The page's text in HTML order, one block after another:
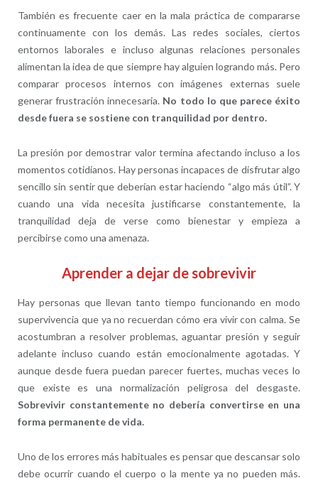
También es frecuente caer en la mala práctica de compararse
continuamente con los demás. Las redes sociales, ciertos
entornos laborales e incluso algunas relaciones personales
alimentan la idea de que siempre hay alguien logrando más. Pero
comparar procesos internos con imágenes externas suele
generar frustración innecesaria. No todo lo que parece éxito
desde fuera se sostiene con tranquilidad por dentro.
La presión por demostrar valor termina afectando incluso a los
momentos cotidianos. Hay personas incapaces de disfrutar algo
sencillo sin sentir que deberían estar haciendo “algo más útil”. Y
cuando una vida necesita justificarse constantemente, la
tranquilidad deja de verse como bienestar y empieza a
percibirse como una amenaza.
Aprender a dejar de sobrevivir
Hay personas que llevan tanto tiempo funcionando en modo
supervivencia que ya no recuerdan cómo era vivir con calma. Se
acostumbran a resolver problemas, aguantar presión y seguir
adelante incluso cuando están emocionalmente agotadas. Y
aunque desde fuera puedan parecer fuertes, muchas veces lo
que existe es una normalización peligrosa del desgaste.
Sobrevivir constantemente no debería convertirse en una
forma permanente de vida.
Uno de los errores más habituales es pensar que descansar solo
debe ocurrir cuando el cuerpo o la mente ya no pueden más.